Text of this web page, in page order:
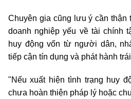
Chuyên gia cũng lưu ý cần thận
doanh nghiệp yếu về tài chính
huy động vốn từ người dân,
tiếp cận tín dụng và phát hành
"Nếu xuất hiện tình trạng huy
chưa hoàn thiện pháp lý hoặc